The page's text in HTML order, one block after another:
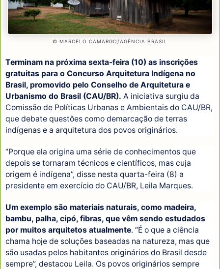
© MARCELO CAMARGO/AGÊNCIA BRASIL
Terminam na próxima sexta-feira (10) as inscrições
gratuitas para o Concurso Arquitetura Indígena no
Brasil, promovido pelo Conselho de Arquitetura e
Urbanismo do Brasil (CAU/BR). A iniciativa surgiu da
Comissão de Políticas Urbanas e Ambientais do CAU/BR,
que debate questões como demarcação de terras
indígenas e a arquitetura dos povos originários.
“Porque ela origina uma série de conhecimentos que
depois se tornaram técnicos e científicos, mas cuja
origem é indígena”, disse nesta quarta-feira (8) a
presidente em exercício do CAU/BR, Leila Marques.
Um exemplo são materiais naturais, como madeira,
bambu, palha, cipó, fibras, que vêm sendo estudados
por muitos arquitetos atualmente. “É o que a ciência
chama hoje de soluções baseadas na natureza, mas que
são usadas pelos habitantes originários do Brasil desde
sempre”, destacou Leila. Os povos originários sempre